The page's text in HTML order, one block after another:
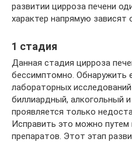
развитии цирроза печени
характер напрямую зависят
1 стадия
Данная стадия цирроза
бессимптомно. Обнаружить
лабораторных
биллиардный, алкогольный
проявляется только
Исправить это можно путем
препаратов. Этот этап